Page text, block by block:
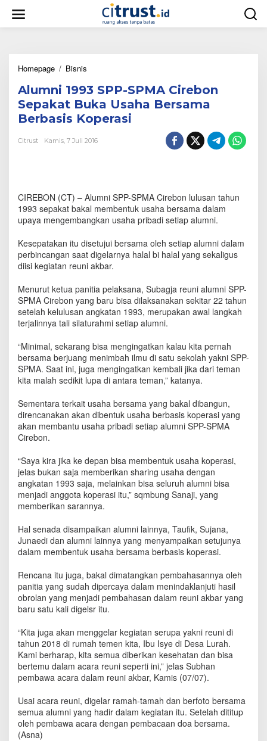
w
Homepage / Bisnis
u
m
n
i
9
P
-
S
P
M
A
C
i
e
b
o
n
e
p
a
k
t
B
u
k
s
a
h
a
B
r
s
a
a
B
e
r
b
s
i
s
K
o
e
r
a
Alumni 1993 SPP-SPMA Cirebon
Sepakat Buka Usaha Bersama
Berbasis Koperasi
Citrust Kamis, 7 Juli 2016
CIREBON (CT) – Alumni SPP-SPMA Cirebon lulusan tahun
1993 sepakat bakal membentuk usaha bersama dalam
upaya mengembangkan usaha pribadi setiap alumni.
Kesepatakan itu disetujui bersama oleh setiap alumni dalam
perbincangan saat digelarnya halal bi halal yang sekaligus
diisi kegiatan reuni akbar.
Menurut ketua panitia pelaksana, Subagja reuni alumni SPP-
SPMA Cirebon yang baru bisa dilaksanakan sekitar 22 tahun
setelah kelulusan angkatan 1993, merupakan awal langkah
terjalinnya tali silaturahmi setiap alumni.
“Minimal, sekarang bisa mengingatkan kalau kita pernah
bersama berjuang menimbah ilmu di satu sekolah yakni SPP-
SPMA. Saat ini, juga mengingatkan kembali jika dari teman
kita malah sedikit lupa di antara teman,” katanya.
Sementara terkait usaha bersama yang bakal dibangun,
direncanakan akan dibentuk usaha berbasis koperasi yang
akan membantu usaha pribadi setiap alumni SPP-SPMA
Cirebon.
“Saya kira jika ke depan bisa membentuk usaha koperasi,
jelas bukan saja memberikan sharing usaha dengan
angkatan 1993 saja, melainkan bisa seluruh alumni bisa
menjadi anggota koperasi itu,” sqmbung Sanaji, yang
memberikan sarannya.
Hal senada disampaikan alumni lainnya, Taufik, Sujana,
Junaedi dan alumni lainnya yang menyampaikan setujunya
dalam membentuk usaha bersama berbasis koperasi.
Rencana itu juga, bakal dimatangkan pembahasannya oleh
panitia yang sudah dipercaya dalam menindaklanjuti hasil
obrolan yang menjadi pembahasan dalam reuni akbar yang
baru satu kali digelsr itu.
“Kita juga akan menggelar kegiatan serupa yakni reuni di
tahun 2018 di rumah temen kita, Ibu Isye di Desa Lurah.
Kami berharap, kita semua diberikan kesehatan dan bisa
bertemu dalam acara reuni seperti ini,” jelas Subhan
pembawa acara dalam reuni akbar, Kamis (07/07).
Usai acara reuni, digelar ramah-tamah dan berfoto bersama
semua alumni yang hadir dalam kegiatan itu. Setelah dititup
oleh pembawa acara dengan pembacaan doa bersama.
(Asna)